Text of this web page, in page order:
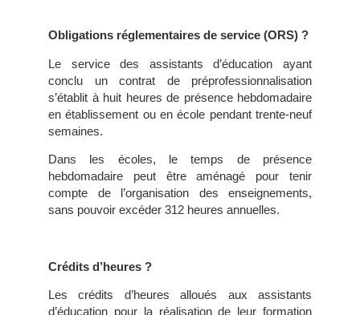
Obligations réglementaires de service (ORS) ?
Le service des assistants d’éducation ayant
conclu un contrat de préprofessionnalisation
s’établit à huit heures de présence hebdomadaire
en établissement ou en école pendant trente-neuf
semaines.
Dans les écoles, le temps de présence
hebdomadaire peut être aménagé pour tenir
compte de l’organisation des enseignements,
sans pouvoir excéder 312 heures annuelles.
Crédits d’heures ?
Les crédits d’heures alloués aux assistants
d’éducation pour la réalisation de leur formation